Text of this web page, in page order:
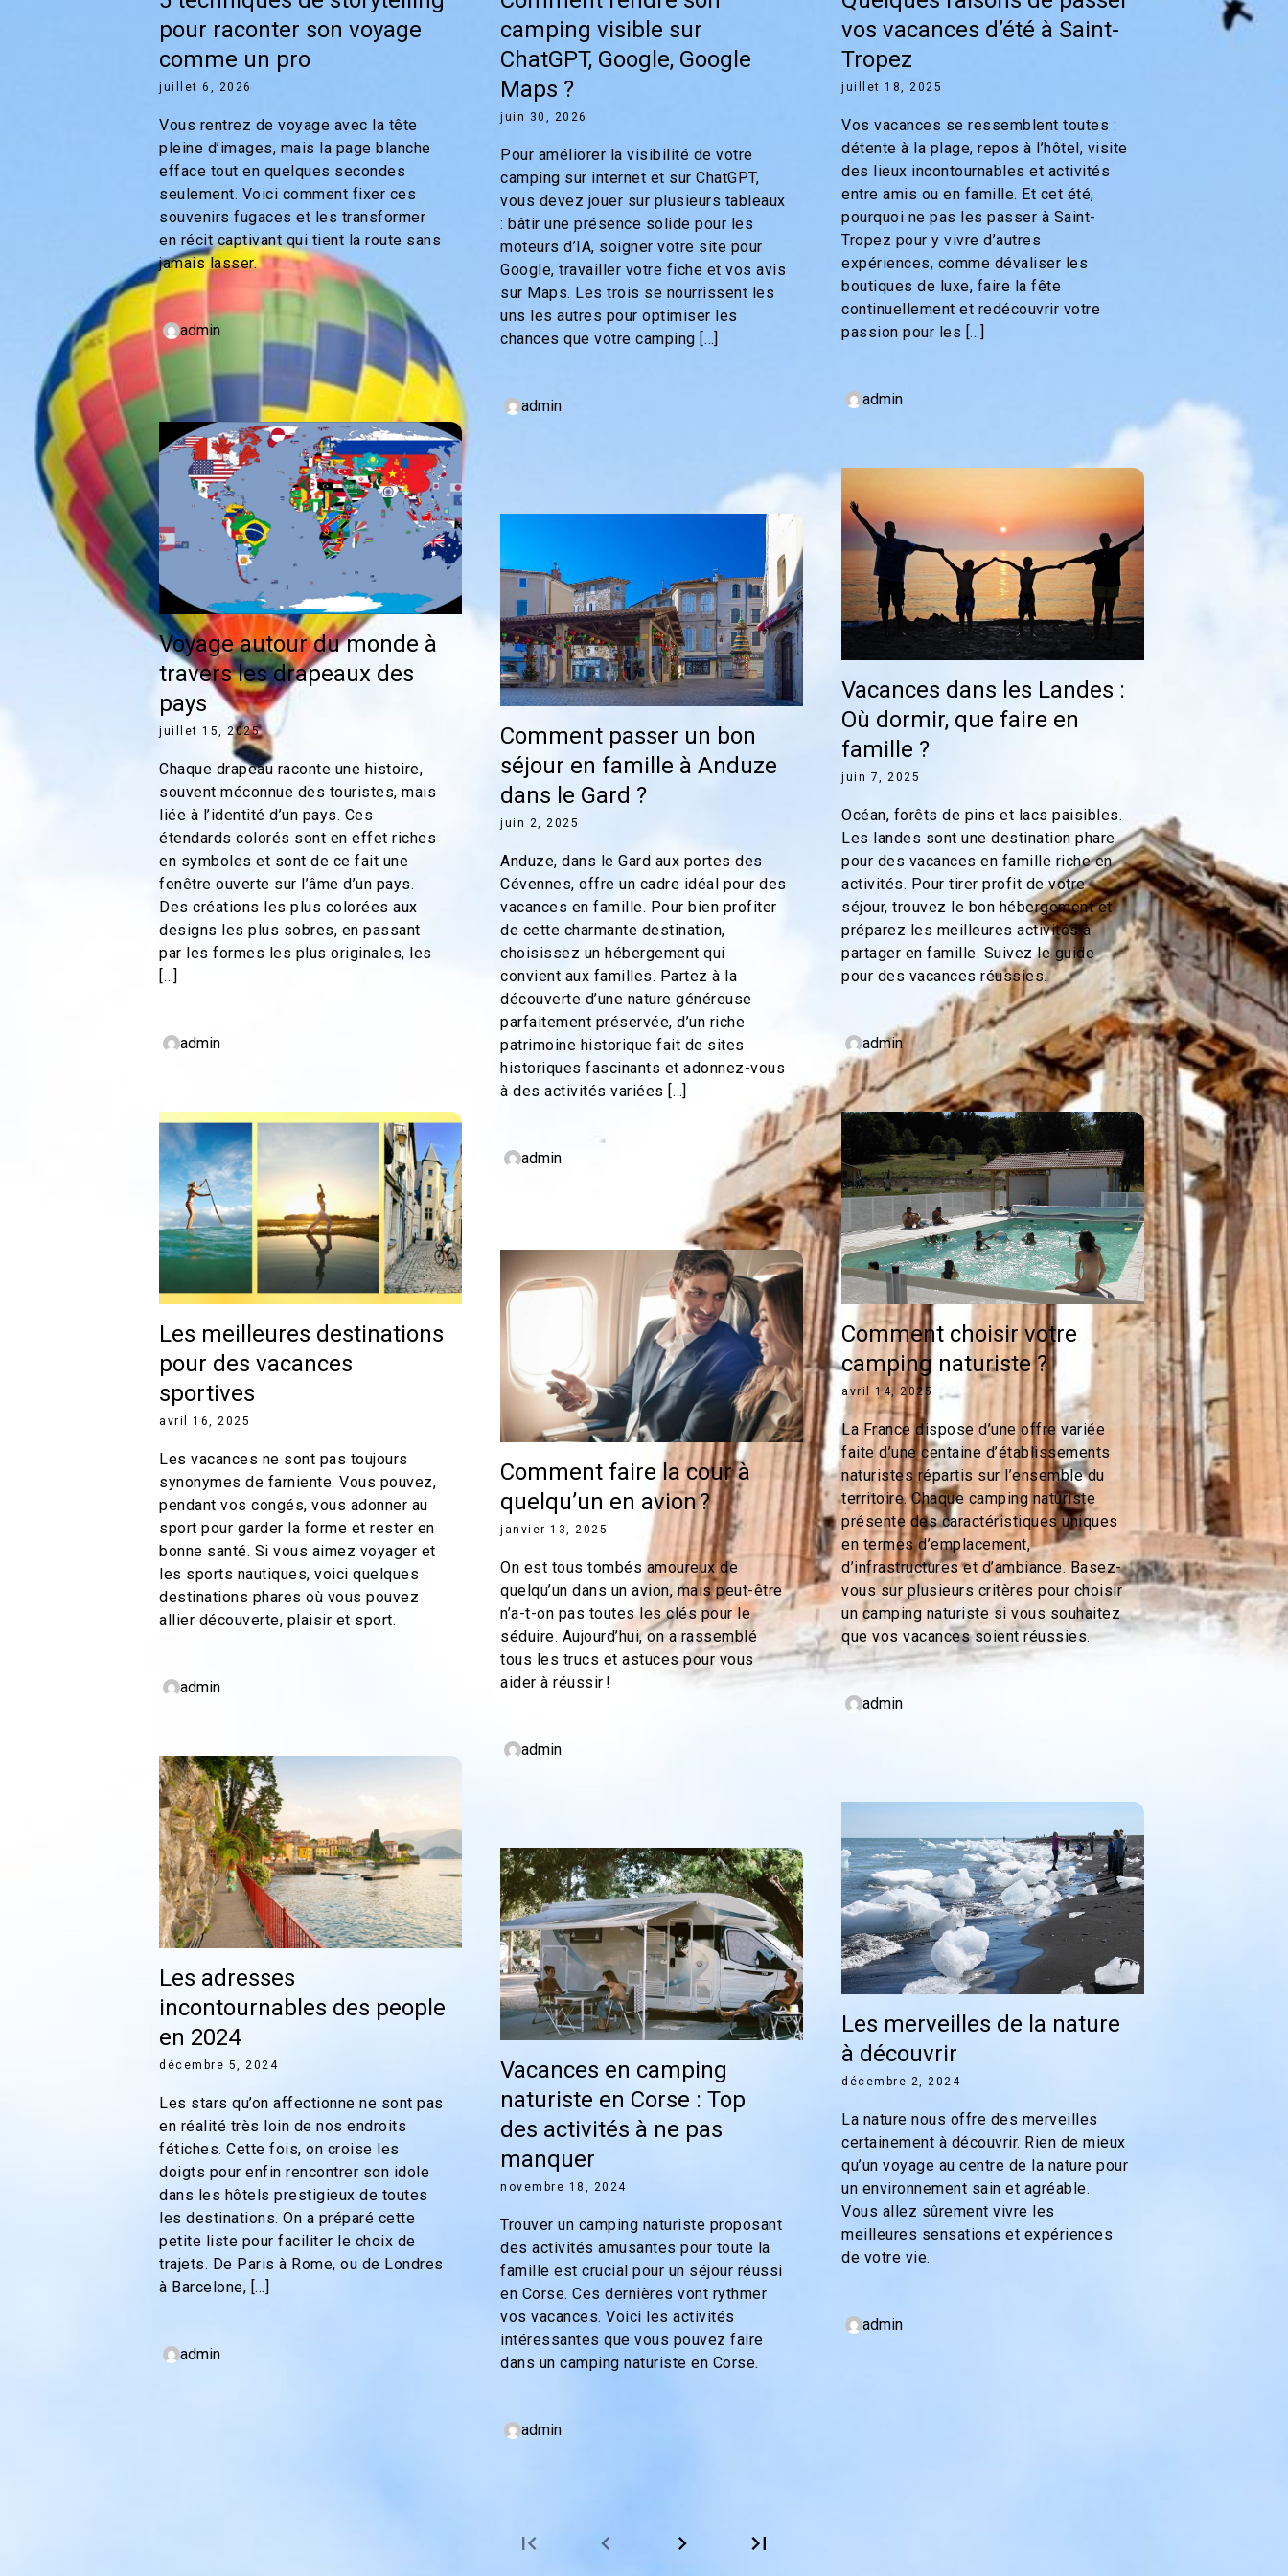
pour raconter son voyage
comme un pro
juillet 6, 2026
Vous rentrez de voyage avec la tête
pleine d’images, mais la page blanche
efface tout en quelques secondes
seulement. Voici comment fixer ces
souvenirs fugaces et les transformer
en récit captivant qui tient la route sans
jamais lasser.
admin
camping visible sur
ChatGPT, Google, Google
Maps ?
juin 30, 2026
Pour améliorer la visibilité de votre
camping sur internet et sur ChatGPT,
vous devez jouer sur plusieurs tableaux
: bâtir une présence solide pour les
moteurs d’IA, soigner votre site pour
Google, travailler votre fiche et vos avis
sur Maps. Les trois se nourrissent les
uns les autres pour optimiser les
chances que votre camping […]
admin
vos vacances d’été à Saint-
Tropez
juillet 18, 2025
Vos vacances se ressemblent toutes :
détente à la plage, repos à l’hôtel, visite
des lieux incontournables et activités
entre amis ou en famille. Et cet été,
pourquoi ne pas les passer à Saint-
Tropez pour y vivre d’autres
expériences, comme dévaliser les
boutiques de luxe, faire la fête
continuellement et redécouvrir votre
passion pour les […]
admin
Voyage autour du monde à
travers les drapeaux des
pays
juillet 15, 2025
Chaque drapeau raconte une histoire,
souvent méconnue des touristes, mais
liée à l’identité d’un pays. Ces
étendards colorés sont en effet riches
en symboles et sont de ce fait une
fenêtre ouverte sur l’âme d’un pays.
Des créations les plus colorées aux
designs les plus sobres, en passant
par les formes les plus originales, les
[…]
admin
Vacances dans les Landes :
Où dormir, que faire en
famille ?
juin 7, 2025
Océan, forêts de pins et lacs paisibles.
Les landes sont une destination phare
pour des vacances en famille riche en
activités. Pour tirer profit de votre
séjour, trouvez le bon hébergement et
préparez les meilleures activités à
partager en famille. Suivez le guide
pour des vacances réussies.
admin
Comment passer un bon
séjour en famille à Anduze
dans le Gard ?
juin 2, 2025
Anduze, dans le Gard aux portes des
Cévennes, offre un cadre idéal pour des
vacances en famille. Pour bien profiter
de cette charmante destination,
choisissez un hébergement qui
convient aux familles. Partez à la
découverte d’une nature généreuse
parfaitement préservée, d’un riche
patrimoine historique fait de sites
historiques fascinants et adonnez-vous
à des activités variées […]
admin
Les meilleures destinations
pour des vacances
sportives
avril 16, 2025
Les vacances ne sont pas toujours
synonymes de farniente. Vous pouvez,
pendant vos congés, vous adonner au
sport pour garder la forme et rester en
bonne santé. Si vous aimez voyager et
les sports nautiques, voici quelques
destinations phares où vous pouvez
allier découverte, plaisir et sport.
admin
Comment choisir votre
camping naturiste ?
avril 14, 2025
La France dispose d’une offre variée
faite d’une centaine d’établissements
naturistes répartis sur l’ensemble du
territoire. Chaque camping naturiste
présente des caractéristiques uniques
en termes d’emplacement,
d’infrastructures et d’ambiance. Basez-
vous sur plusieurs critères pour choisir
un camping naturiste si vous souhaitez
que vos vacances soient réussies.
admin
Comment faire la cour à
quelqu’un en avion ?
janvier 13, 2025
On est tous tombés amoureux de
quelqu’un dans un avion, mais peut-être
n’a-t-on pas toutes les clés pour le
séduire. Aujourd’hui, on a rassemblé
tous les trucs et astuces pour vous
aider à réussir !
admin
Les adresses
incontournables des people
en 2024
décembre 5, 2024
Les stars qu’on affectionne ne sont pas
en réalité très loin de nos endroits
fétiches. Cette fois, on croise les
doigts pour enfin rencontrer son idole
dans les hôtels prestigieux de toutes
les destinations. On a préparé cette
petite liste pour faciliter le choix de
trajets. De Paris à Rome, ou de Londres
à Barcelone, […]
admin
Les merveilles de la nature
à découvrir
décembre 2, 2024
La nature nous offre des merveilles
certainement à découvrir. Rien de mieux
qu’un voyage au centre de la nature pour
un environnement sain et agréable.
Vous allez sûrement vivre les
meilleures sensations et expériences
de votre vie.
admin
Vacances en camping
naturiste en Corse : Top
des activités à ne pas
manquer
novembre 18, 2024
Trouver un camping naturiste proposant
des activités amusantes pour toute la
famille est crucial pour un séjour réussi
en Corse. Ces dernières vont rythmer
vos vacances. Voici les activités
intéressantes que vous pouvez faire
dans un camping naturiste en Corse.
admin
first_page chevron_left chevron_right last_page